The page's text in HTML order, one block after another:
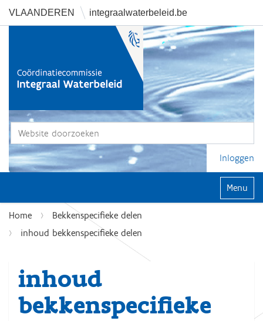
VLAANDEREN integraalwaterbeleid.be
Geavanceerd zoeken...
Inloggen
Klap
Home
Bekkenspecifieke delen
inhoud bekkenspecifieke delen
inhoud
bekkenspecifieke